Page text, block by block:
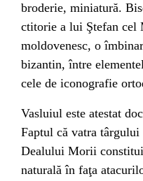
broderie, miniatură.
ctitorie a lui Ştefan cel
moldovenesc, o
bizantin, între
cele de iconografie
Vasluiul este atestat
Faptul că vatra târgului
Dealului Morii
naturală în faţa